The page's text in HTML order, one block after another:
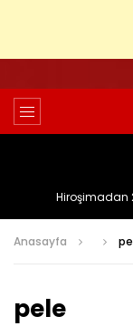
Hiroşimadan
Anasayfa
pele